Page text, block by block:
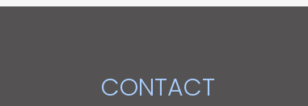
CONTACT